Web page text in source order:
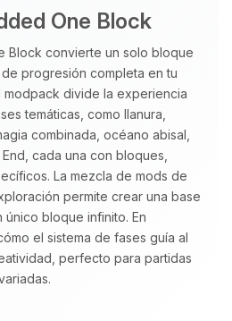
One Block
Block convierte un solo bloque
progresión completa en tu
modpack divide la experiencia
temáticas, como llanura,
combinada, océano abisal,
cada una con bloques,
La mezcla de mods de
permite crear una base
bloque infinito. En
el sistema de fases guía al
perfecto para partidas